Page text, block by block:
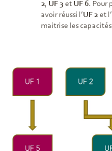
2, UF 3 et UF 6. Pour
avoir réussi l’UF 2et l’
maitrise les